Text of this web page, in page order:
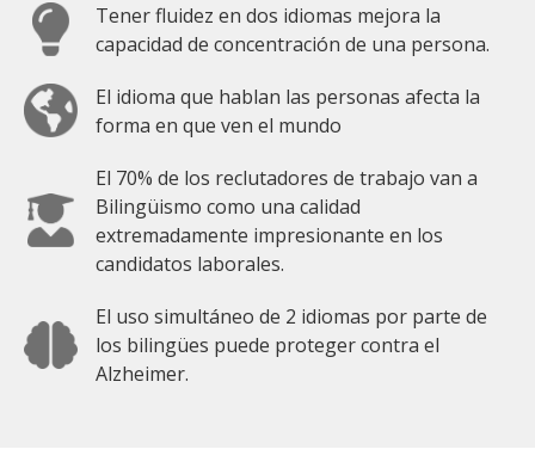
Tener fluidez en dos idiomas mejora la
capacidad de concentración de una persona.
El idioma que hablan las personas afecta la
forma en que ven el mundo
El 70% de los reclutadores de trabajo van a
Bilingüismo como una calidad
extremadamente impresionante en los
candidatos laborales.
El uso simultáneo de 2 idiomas por parte de
los bilingües puede proteger contra el
Alzheimer.